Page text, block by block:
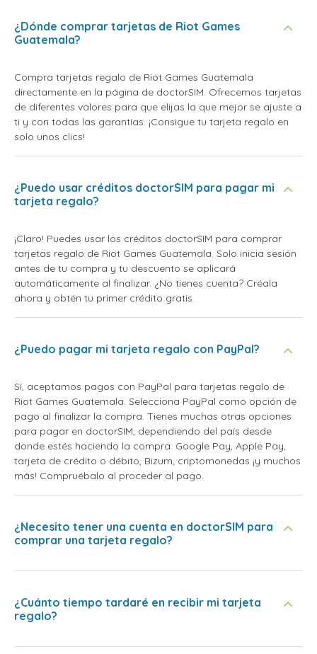
¿Dónde comprar tarjetas de Riot Games
Guatemala?
Compra tarjetas regalo de Riot Games Guatemala
directamente en la página de doctorSIM. Ofrecemos tarjetas
de diferentes valores para que elijas la que mejor se ajuste a
ti y con todas las garantías. ¡Consigue tu tarjeta regalo en
solo unos clics!
¿Puedo usar créditos doctorSIM para pagar mi
tarjeta regalo?
¡Claro! Puedes usar los créditos doctorSIM para comprar
tarjetas regalo de Riot Games Guatemala. Solo inicia sesión
antes de tu compra y tu descuento se aplicará
automáticamente al finalizar. ¿No tienes cuenta? Créala
ahora y obtén tu primer crédito gratis.
¿Puedo pagar mi tarjeta regalo con PayPal?
Sí, aceptamos pagos con PayPal para tarjetas regalo de
Riot Games Guatemala. Selecciona PayPal como opción de
pago al finalizar la compra. Tienes muchas otras opciones
para pagar en doctorSIM, dependiendo del país desde
donde estés haciendo la compra: Google Pay, Apple Pay,
tarjeta de crédito o débito, Bizum, criptomonedas ¡y muchos
más! Compruébalo al proceder al pago.
¿Necesito tener una cuenta en doctorSIM para
comprar una tarjeta regalo?
¿Cuánto tiempo tardaré en recibir mi tarjeta
regalo?